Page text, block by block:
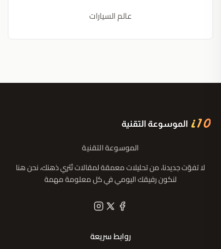
عالم السيارات
الموسوعة التقنية
لا تفوّت جديدنا، من تحليلات معمقة لمقالات تُثري ذهنك، نحن هنا
لنكون رفيقك اليومي في كل معلومة مهمة
روابط سريعة